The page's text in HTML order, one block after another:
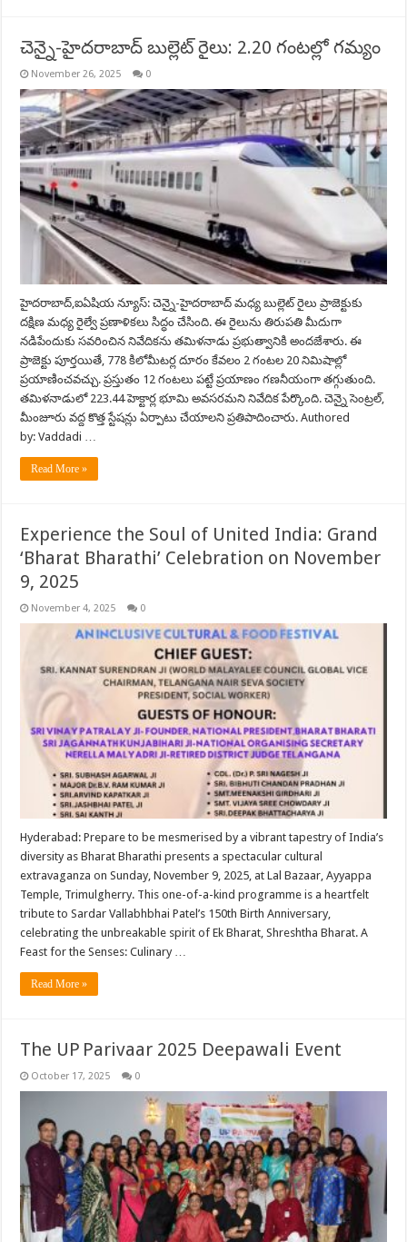
చెన్నై-హైదరాబాద్ బుల్లెట్ రైలు: 2.20 గంటల్లో గమ్యం
November 26, 2025 0
హైదరాబాద్,ఐఏషియ న్యూస్: చెన్నై-హైదరాబాద్ మధ్య బుల్లెట్ రైలు ప్రాజెక్టుకు
దక్షిణ మధ్య రైల్వే ప్రణాళికలు సిద్ధం చేసింది. ఈ రైలును తిరుపతి మీదుగా
నడిపేందుకు సవరించిన నివేదికను తమిళనాడు ప్రభుత్వానికి అందజేశారు. ఈ
ప్రాజెక్టు పూర్తయితే, 778 కిలోమీటర్ల దూరం కేవలం 2 గంటల 20 నిమిషాల్లో
ప్రయాణించవచ్చు. ప్రస్తుతం 12 గంటలు పట్టే ప్రయాణం గణనీయంగా తగ్గుతుంది.
తమిళనాడులో 223.44 హెక్టార్ల భూమి అవసరమని నివేదిక పేర్కొంది. చెన్నై సెంట్రల్,
మీంజూరు వద్ద కొత్త స్టేషన్లు ఏర్పాటు చేయాలని ప్రతిపాదించారు. Authored
by: Vaddadi …
Read More »
Experience the Soul of United India: Grand
‘Bharat Bharathi’ Celebration on November
9, 2025
November 4, 2025 0
Hyderabad: Prepare to be mesmerised by a vibrant tapestry of India’s
diversity as Bharat Bharathi presents a spectacular cultural
extravaganza on Sunday, November 9, 2025, at Lal Bazaar, Ayyappa
Temple, Trimulgherry. This one-of-a-kind programme is a heartfelt
tribute to Sardar Vallabhbhai Patel’s 150th Birth Anniversary,
celebrating the unbreakable spirit of Ek Bharat, Shreshtha Bharat. A
Feast for the Senses: Culinary …
Read More »
The UP Parivaar 2025 Deepawali Event
October 17, 2025 0